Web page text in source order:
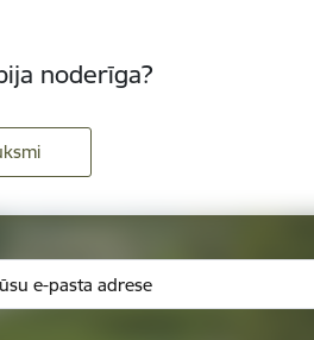
noderīga?